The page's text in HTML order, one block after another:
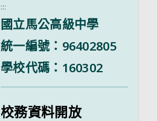
:::
國立馬公高級中學
統一編號：96402805
學校代碼：160302
校務資料開放